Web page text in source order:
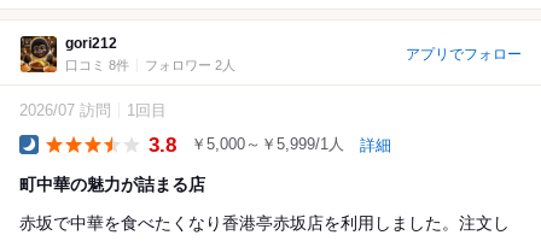
gori212
口コミ 8件 フォロワー 2人
アプリでフォロー
2026/07 訪問 1回目
3.8 ￥5,000～￥5,999/1人 詳細
町中華の魅力が詰まる店
赤坂で中華を食べたくなり香港亭赤坂店を利用しました。注文し